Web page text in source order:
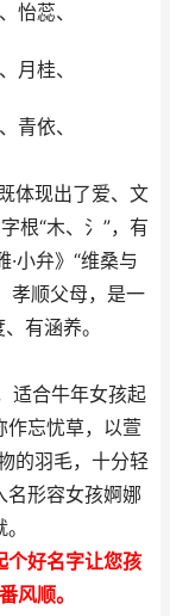
怡蕊、
月桂、
青依、
体现出了爱、文
根“木、氵”，有
·小弁》“维桑与
孝顺父母，是一
有涵养。
适合牛年女孩起
作忘忧草，以萱
的羽毛，十分轻
名形容女孩婀娜
个好名字让您孩
风顺。